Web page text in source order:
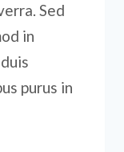
Sed
in
purus in